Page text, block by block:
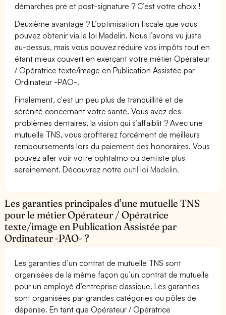
démarches pré et post-signature ? C’est votre choix !
Deuxième avantage ? L’optimisation fiscale que vous
pouvez obtenir via la loi Madelin. Nous l’avons vu juste
au-dessus, mais vous pouvez réduire vos impôts tout en
étant mieux couvert en exerçant votre métier Opérateur
/ Opératrice texte/image en Publication Assistée par
Ordinateur -PAO-.
Finalement, c'est un peu plus de tranquillité et de
sérénité concernant votre santé. Vous avez des
problèmes dentaires, la vision qui s’affaiblit ? Avec une
mutuelle TNS, vous profiterez forcément de meilleurs
remboursements lors du paiement des honoraires. Vous
pouvez aller voir votre ophtalmo ou dentiste plus
sereinement. Découvrez notre outil loi Madelin.
Les garanties principales d’une mutuelle TNS
pour le métier Opérateur / Opératrice
texte/image en Publication Assistée par
Ordinateur -PAO- ?
Les garanties d’un contrat de mutuelle TNS sont
organisées de la même façon qu’un contrat de mutuelle
pour un employé d’entreprise classique. Les garanties
sont organisées par grandes catégories ou pôles de
dépense. En tant que Opérateur / Opératrice